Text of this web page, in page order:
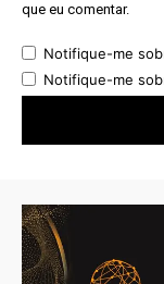
que eu comentar.
Notifique-me
Notifique-me